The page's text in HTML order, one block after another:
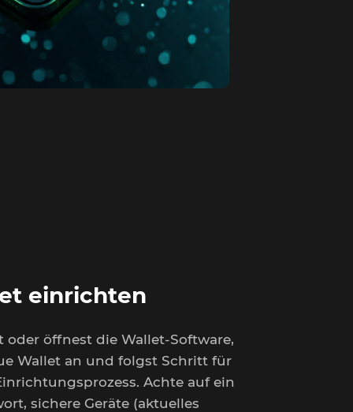
einrichten
oder öffnest die Wallet-Software,
Wallet an und folgst Schritt für
Achte auf ein
sichere Geräte (aktuelles